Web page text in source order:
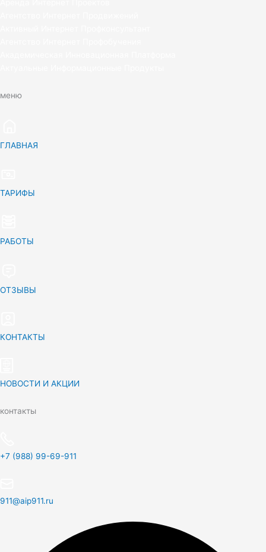
меню
ГЛАВНАЯ
ТАРИФЫ
РАБОТЫ
ОТЗЫВЫ
КОНТАКТЫ
НОВОСТИ И АКЦИИ
контакты
+7 (988) 99-69-911
911@aip911.ru